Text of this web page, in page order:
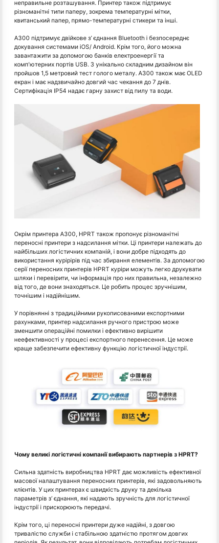
неправильне розташування. Принтер також підтримує
різноманітні типи паперу, зокрема температурні мітки,
квитанський папер, прямо-температурні стикери та інші.
A300 підтримує двійкове з’ єднання Bluetooth і безпосереднє
докування системами iOS/ Android. Крім того, його можна
завантажити за допомогою банків електроенергії та
комп'ютерних портів USB. З унікально складним дизайном він
пройшов 1,5 метровий тест голого металу. A300 також має OLED
екран і має надзвичайно довгий час чекання до 7 днів.
Сертифікація IP54 надає гарну захист від пилу та води.
Окрім принтера A300, HPRT також пропонує різноманітні
переносні принтери з надсилання мітки. Ці принтери належать до
найбільших логістичних компаній, і вони добре підходять до
використання курірірів під час збирання елементів. За допомогою
серії переносних принтерів HPRT куріри можуть легко друкувати
шляхи і перевірити, чи інформація про них правильна, незалежно
від того, де вони знаходяться. Це робить процес зручнішим,
точнішим і надійнішим.
У порівнянні з традиційними рукописованими експортними
рахунками, принтер надсилання ручного пристрою може
зменшити операційні помилки і ефективно вирішити
неефективності у процесі експортного перенесення. Це може
краще забезпечити ефективну функцію логістичної індустрії.
Чому великі логістичні компанії вибирають партнерів з HPRT?
Сильна здатність виробництва HPRT дає можливість ефективної
масової налаштування переносних принтерів, які задовольняють
клієнтів. У цих принтерах є швидкість друку та декілька
параметрів з’ єднання, які надають зручність для логістичної
індустрії і прискорюють передачі.
Крім того, ці переносні принтери дуже надійні, з довгою
тривалістю служби і стабільною здатністю протягом довгих